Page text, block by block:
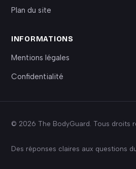
Plan du site
INFORMATIONS
Mentions légales
Confidentialité
© 2026 The BodyGuard. Tous droits
Des réponses claires aux questions